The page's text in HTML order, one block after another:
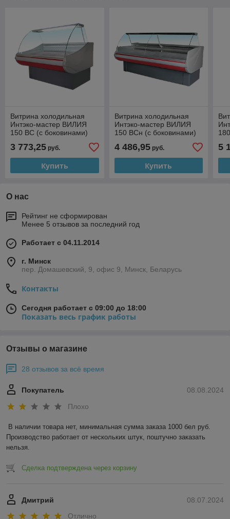
Витрина холодильная
Интэко-мастер ВИЛИЯ
150 ВС (с боковинами)
3 773,25 руб.
Купить
Витрина холодильная
Интэко-мастер ВИЛИЯ
150 ВСн (с боковинами)
4 486,95руб.
Купить
5
О нас
Рейтинг не сформирован
Менее 5 отзывов за последний год
Работает с 04.11.2014
г. Минск
пер. Домашевский, 9, офис 9, Минск, Беларусь
Контакты
Сегодня работает с 09:00 до 18:00
Показать весь график работы
Отзывы о магазине
28 отзывов за всё время
08.08.2024
Покупатель
Плохо
В наличии товара нет, минимальная сумма заказа 1000 бел руб.
Производство работает от нескольких штук, поштучно заказать
нельзя.
Сделка подтверждена через корзину
08.07.2024
Дмитрий
Отлично